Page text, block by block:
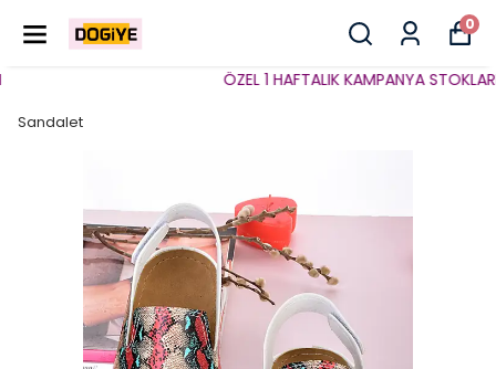
0
ÖZEL 1 HAFTALIK KAMPANYA
Sandalet